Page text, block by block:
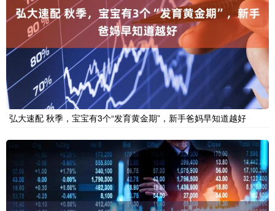
弘大速配 秋季，宝宝有3个“发育黄金期”，新手爸妈早知道越好